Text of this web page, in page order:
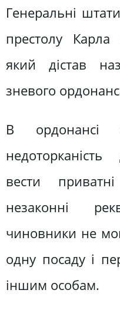
Генеральні
престолу Карла
який дістав
зневого
В ордонансі
вести
незаконні
чиновники не
одну посаду і
іншим особам.